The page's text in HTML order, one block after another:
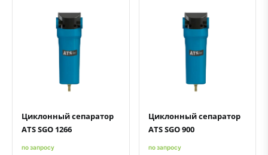
Циклонный сепаратор
ATS SGO 1266
по запросу
Быстрый просмотрДобавить к сравнению
Циклонный сепаратор
ATS SGO 900
по запросу